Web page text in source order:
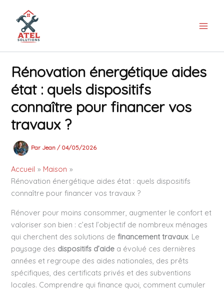
contenu
Rénovation énergétique aides
état : quels dispositifs
connaître pour financer vos
travaux ?
Par Jean/ 04/05/2026
Accueil
Maison
Rénovation énergétique aides état : quels dispositifs
connaître pour financer vos travaux ?
Rénover pour moins consommer, augmenter le confort et
valoriser son bien : c’est l’objectif de nombreux ménages
qui cherchent des solutions definancement travaux. Le
paysage des dispositifs d’aide a évolué ces dernières
années et regroupe des aides nationales, des prêts
spécifiques, des certificats privés et des subventions
locales. Comprendre qui finance quoi, comment cumuler